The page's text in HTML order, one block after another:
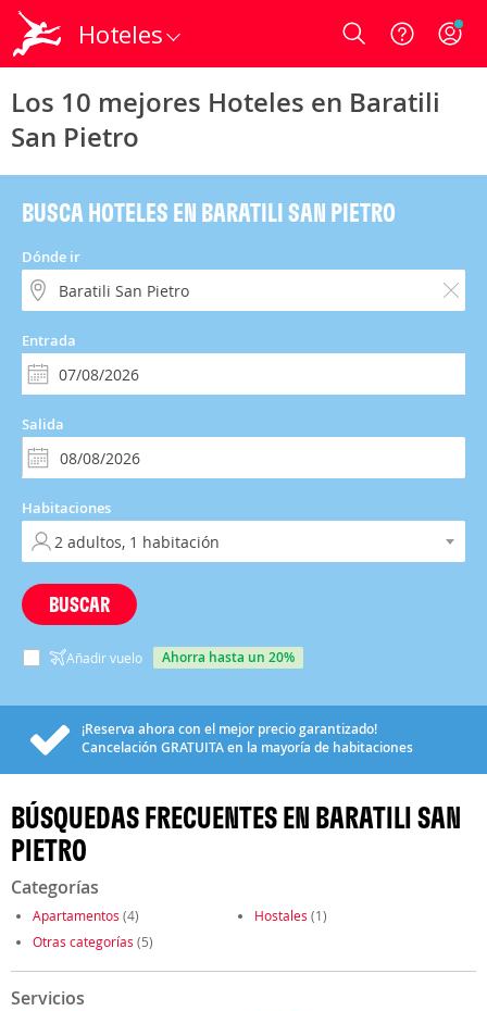
Hoteles Login
Los 10 mejores Hoteles en Baratili
San Pietro
BUSCA HOTELES EN BARATILI SAN PIETRO
Dónde ir
Entrada
Salida
Habitaciones
BUSCAR
Añadir vuelo ahorra hasta un 20%
¡Reserva ahora con el mejor precio garantizado!
Cancelación GRATUITAen la mayoría de habitaciones
BÚSQUEDAS FRECUENTES EN BARATILI SAN
PIETRO
Categorías
Apartamentos (4) Hostales (1)
Otras categorías (5)
Servicios